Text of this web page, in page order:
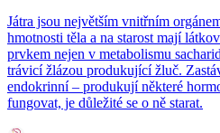
Játra jsou největším vnitřním
hmotnosti těla a na starost mají
prvkem nejen v metabolismu
trávicí žlázou produkující žluč.
endokrinní – produkují některé
fungovat, je důležité se o ně starat.